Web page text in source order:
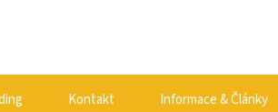
Kontakt Informace & Články